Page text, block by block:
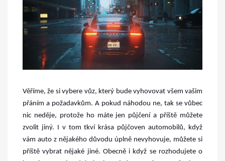
Věříme, že si vybere vůz, který bude vyhovovat všem vašim
přáním a požadavkům. A pokud náhodou ne, tak se vůbec
nic neděje, protože ho máte jen půjčení a příště můžete
zvolit jiný. I v tom tkví krása půjčoven automobilů, když
vám auto z nějakého důvodu úplně nevyhovuje, můžete si
příště vybrat nějaké jiné. Obecně i když se rozhodujete o